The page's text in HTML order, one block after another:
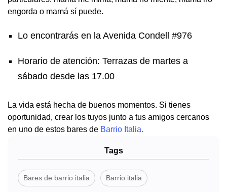
engorda o mamá sí puede.
Lo encontrarás en la Avenida Condell #976
Horario de atención: Terrazas de martes a
sábado desde las 17.00
La vida está hecha de buenos momentos. Si tienes
oportunidad, crear los tuyos junto a tus amigos cercanos
en uno de estos bares de Barrio Italia.
Tags
Bares de barrio italia Barrio italia